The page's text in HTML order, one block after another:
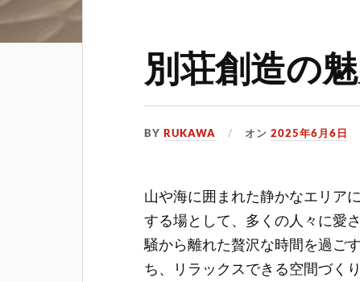
別荘創造の
BYRUKAWA オン2025年6月6日
山や海に囲まれた静かなエリア
する場として、多くの人々に愛さ
騒から離れた贅沢な時間を過ご
ち、リラックスできる空間づく